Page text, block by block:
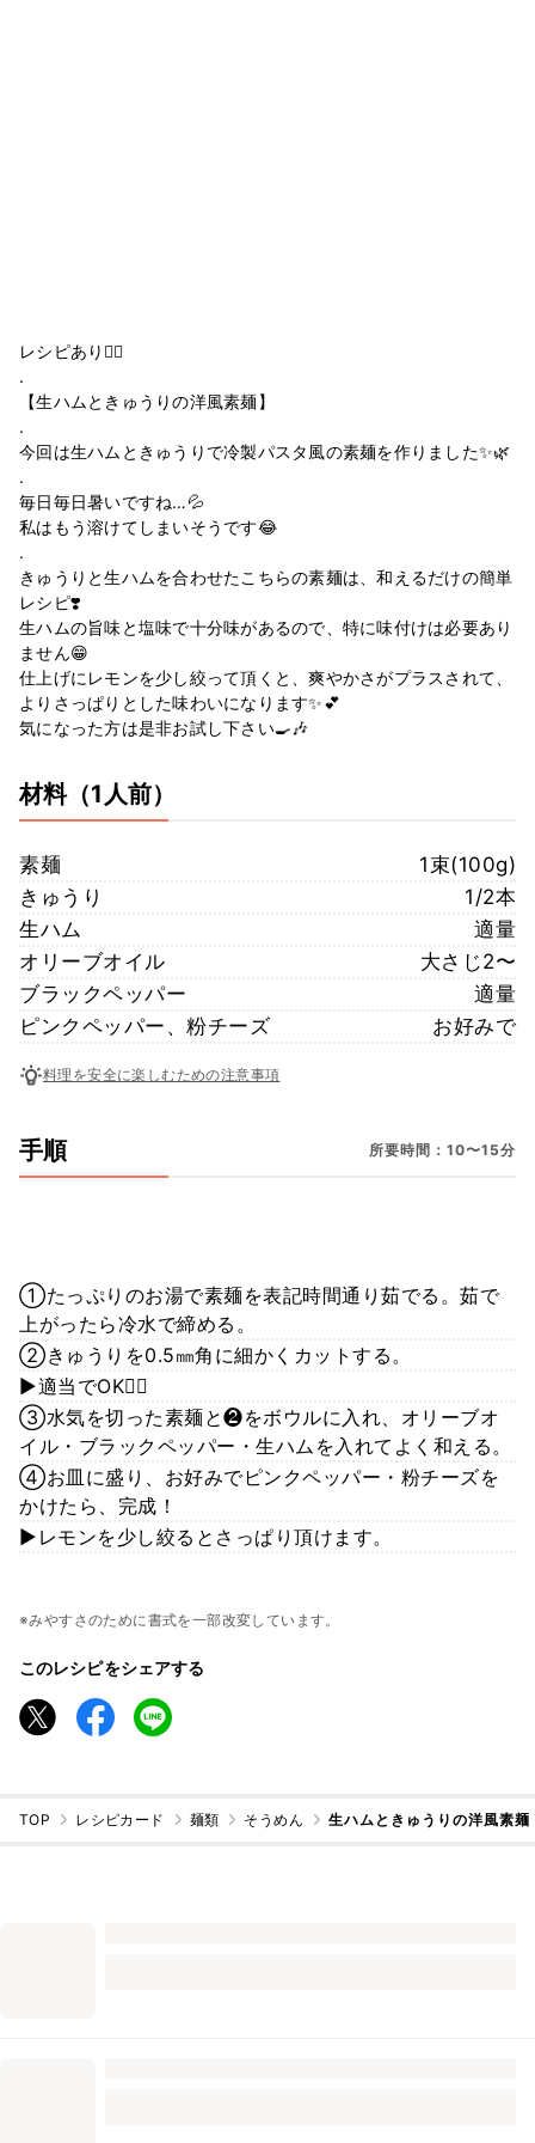
レシピあり🙆‍♀️
.
【生ハムときゅうりの洋風素麺】
.
今回は生ハムときゅうりで冷製パスタ風の素麺を作りました✨🌿
.
毎日毎日暑いですね…💦
私はもう溶けてしまいそうです😂
.
きゅうりと生ハムを合わせたこちらの素麺は、和えるだけの簡単
レシピ❣️
生ハムの旨味と塩味で十分味があるので、特に味付けは必要あり
ません😁
仕上げにレモンを少し絞って頂くと、爽やかさがプラスされて、
よりさっぱりとした味わいになります✨💕
気になった方は是非お試し下さい🍳🎶
材料（1人前）
素麺
1束(100g)
きゅうり
1/2本
生ハム
適量
オリーブオイル
大さじ2〜
ブラックペッパー
適量
ピンクペッパー、粉チーズ
お好みで
料理を安全に楽しむための注意事項
手順 所要時間：10〜15分
①たっぷりのお湯で素麺を表記時間通り茹でる。茹で
上がったら冷水で締める。
②きゅうりを0.5㎜角に細かくカットする。
▶︎適当でOK🙆‍♀️
③水気を切った素麺と❷をボウルに入れ、オリーブオ
イル・ブラックペッパー・生ハムを入れてよく和える。
④お皿に盛り、お好みでピンクペッパー・粉チーズを
かけたら、完成！
▶︎レモンを少し絞るとさっぱり頂けます。
※みやすさのために書式を一部改変しています。
このレシピをシェアする
TOP レシピカード 麺類 そうめん 生ハムときゅうりの洋風素麺